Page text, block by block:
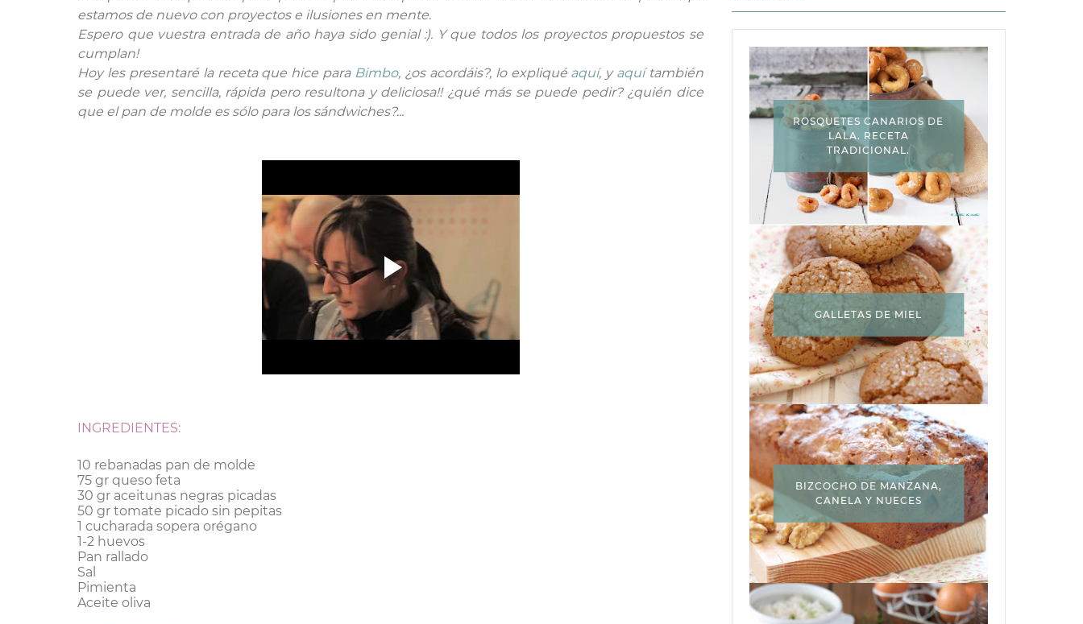
estamos de nuevo con proyectos e ilusiones en mente.
Espero que vuestra entrada de año haya sido genial :). Y que todos los proyectos propuestos se
cumplan!
Hoy les presentaré la receta que hice para Bimbo, ¿os acordáis?, lo expliqué aquí, y aquítambién
se puede ver, sencilla, rápida pero resultona y deliciosa!! ¿qué más se puede pedir? ¿quién dice
que el pan de molde es sólo para los sándwiches?...
INGREDIENTES:
10 rebanadas pan de molde
75 gr queso feta
30 gr aceitunas negras picadas
50 gr tomate picado sin pepitas
1 cucharada sopera orégano
1-2 huevos
Pan rallado
Sal
Pimienta
Aceite oliva
ROSQUETES CANARIOS DE
LALA. RECETA
TRADICIONAL.
GALLETAS DE MIEL
BIZCOCHO DE MANZANA,
CANELA Y NUECES